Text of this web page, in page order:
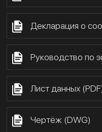
Декларация о
Руководство по
Лист данных
Чертёж (DWG)